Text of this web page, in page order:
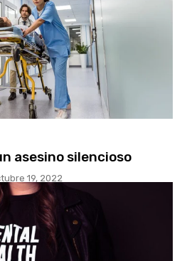
asesino silencioso
19, 2022